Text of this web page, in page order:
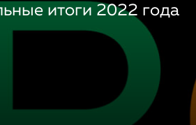
итоги 2022 года